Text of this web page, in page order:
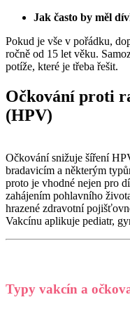
Jak často by měl
Pokud je vše v pořádku,
ročně od 15 let věku.
potíže, které je třeba řešit.
Očkování proti
(HPV)
Očkování snižuje šíření
bradavicím a některým
proto je vhodné nejen pro
zahájením pohlavního
hrazené zdravotní
Vakcínu aplikuje pediatr,
Typy vakcín a